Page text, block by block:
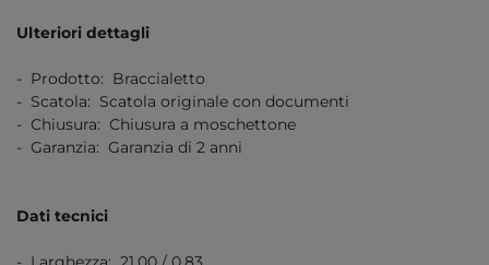
Ulteriori dettagli
- Prodotto: Braccialetto
- Scatola: Scatola originale con documenti
- Chiusura: Chiusura a moschettone
- Garanzia: Garanzia di 2 anni
Dati tecnici